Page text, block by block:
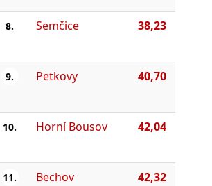
8. Semčice 38,23
9. Petkovy 40,70
10. Horní Bousov 42,04
11. Bechov 42,32